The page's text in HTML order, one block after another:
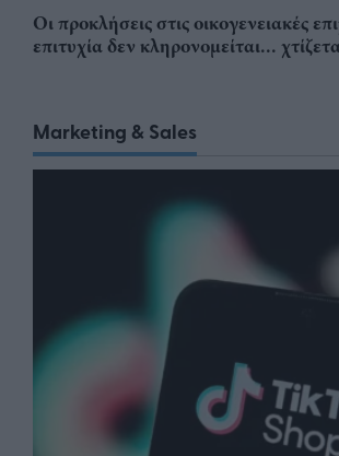
Οι προκλήσεις στις οικογενειακές
επιτυχία δεν κληρονομείται...
Marketing & Sales